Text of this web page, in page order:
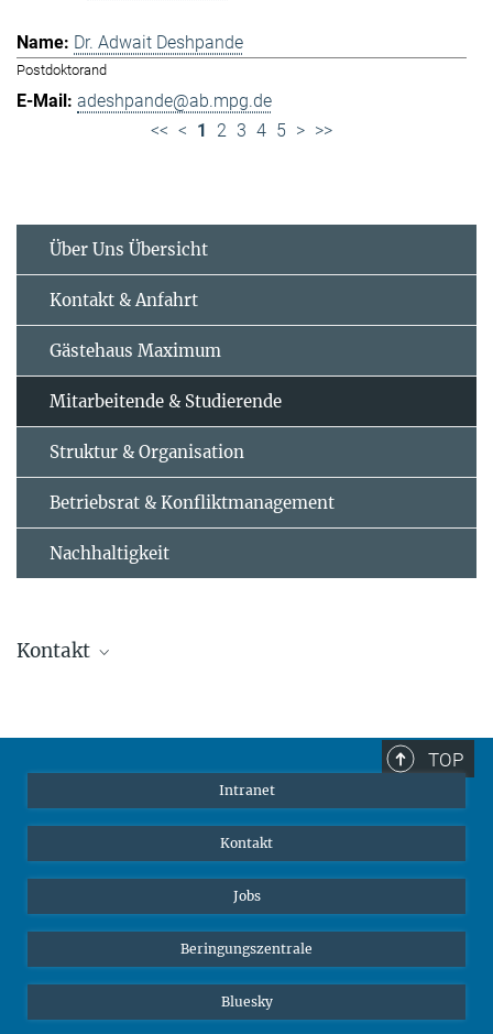
Dr. Adwait Deshpande
Postdoktorand
adeshpande@ab.mpg.de
<< < 1 2 3 4 5 > >>
Über Uns Übersicht
Kontakt & Anfahrt
Gästehaus Maximum
Mitarbeitende & Studierende
Struktur & Organisation
Betriebsrat & Konfliktmanagement
Nachhaltigkeit
Kontakt
TOP
Intranet
Kontakt
Jobs
Beringungszentrale
Bluesky